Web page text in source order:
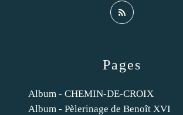
Pages
Album - CHEMIN-DE-CROIX
Album - Pèlerinage de Benoît XVI